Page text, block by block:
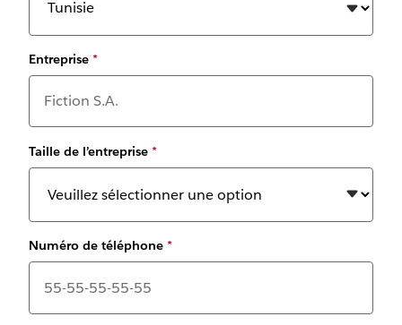
Entreprise *
Taille de l’entreprise *
Numéro de téléphone *